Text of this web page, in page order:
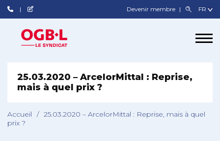
Devenir membre
25.03.2020 – ArcelorMittal : Reprise,
mais à quel prix ?
Accueil / 25.03.2020 – ArcelorMittal : Reprise, mais à quel
prix ?